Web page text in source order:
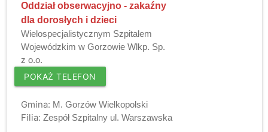
Oddział obserwacyjno - zakaźny
dla dorosłych i dzieci
Wielospecjalistycznym Szpitalem
Wojewódzkim w Gorzowie Wlkp. Sp.
z o.o.
POKAŻ TELEFON
Gmina: M. Gorzów Wielkopolski
Filia: Zespół Szpitalny ul. Warszawska